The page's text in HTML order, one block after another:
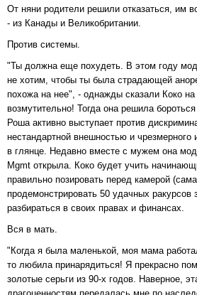
От няни родители решили отказаться, им
- из Канады и Великобритании.
Против системы.
"Ты должна еще похудеть. В этом году
не хотим, чтобы ты была страдающей
похожа на нее", - однажды сказали Коко на
возмутительно! Тогда она решила
Роша активно выступает против
нестандартной внешностью и
в глянце. Недавно вместе с мужем она
Mgmt открыла. Коко будет учить
правильно позировать перед камерой
продемонстрировать 50 удачных ракурсов
разбираться в своих правах и финансах.
Вся в мать.
"Когда я была маленькой, моя мама
то любила принарядиться! Я прекрасно
золотые серьги из 90-х годов. Наверное,
драгоценностям передалась мне по